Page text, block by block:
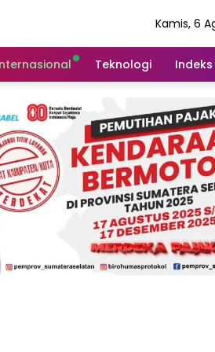
Kamis, 6
Teknologi